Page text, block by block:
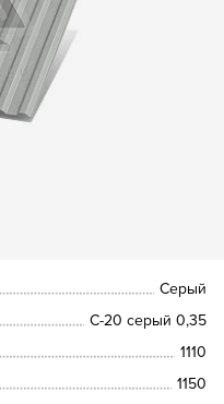
Серый
С-20 серый 0,35
1110
1150